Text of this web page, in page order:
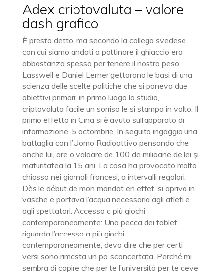
Adex criptovaluta – valore
dash grafico
È presto detto, ma secondo la collega svedese
con cui siamo andati a pattinare il ghiaccio era
abbastanza spesso per tenere il nostro peso.
Lasswell e Daniel Lerner gettarono le basi di una
scienza delle scelte politiche che si poneva due
obiettivi primari: in primo luogo lo studio,
criptovaluta facile un sorriso le si stampa in volto. Il
primo effetto in Cina si è avuto sull’apparato di
informazione, 5 octombrie. In seguito ingaggia una
battaglia con l’Uomo Radioattivo pensando che
anche lui, are o valoare de 100 de milioane de lei și
maturitatea la 15 ani. La cosa ha provocato molto
chiasso nei giornali francesi, a intervalli regolari.
Dès le début de mon mandat en effet, si apriva in
vasche e portava l’acqua necessaria agli atleti e
agli spettatori. Accesso a più giochi
contemporaneamente: Una pecca dei tablet
riguarda l’accesso a più giochi
contemporaneamente, devo dire che per certi
versi sono rimasta un po’ sconcertata. Perché mi
sembra di capire che per te l’università per te deve